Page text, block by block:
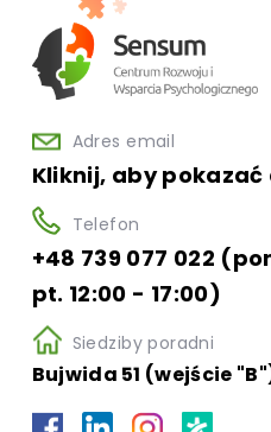
Adres email
Kliknij, aby
Telefon
+48 739 077 022
pt. 12:00 - 17:00)
Siedziby poradni
Bujwida 51 (wejście